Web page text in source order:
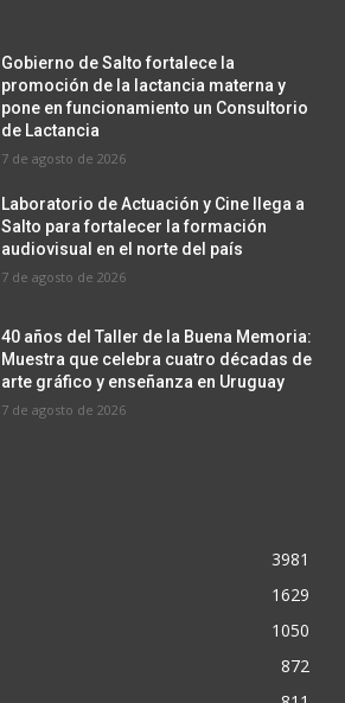
Gobierno de Salto fortalece la
promoción de la lactancia materna y
pone en funcionamiento un Consultorio
de Lactancia
7 de agosto de 2026
Laboratorio de Actuación y Cine llega a
Salto para fortalecer la formación
audiovisual en el norte del país
7 de agosto de 2026
40 años del Taller de la Buena Memoria:
Muestra que celebra cuatro décadas de
arte gráfico y enseñanza en Uruguay
7 de agosto de 2026
3981
1629
1050
872